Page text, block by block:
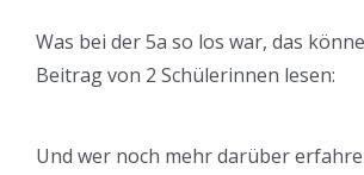
Was bei der 5a so los war, das
Beitrag von 2 Schülerinnen lesen:
Und wer noch mehr darüber